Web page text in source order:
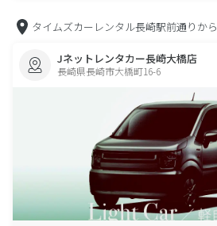
タイムズカーレンタル長崎駅前通りから
Jネットレンタカー長崎大橋店
長崎県長崎市大橋町16-6